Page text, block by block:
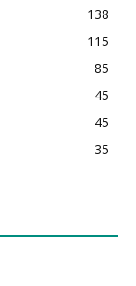
138
115
85
45
45
35